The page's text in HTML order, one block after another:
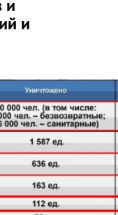
и
и